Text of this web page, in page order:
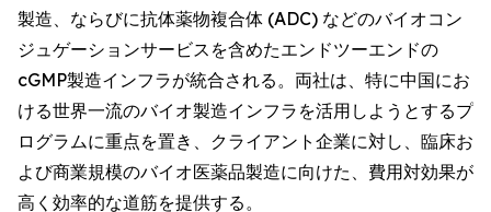
製造、ならびに抗体薬物複合体 (ADC) などのバイオコン
ジュゲーションサービスを含めたエンドツーエンドの
cGMP製造インフラが統合される。両社は、特に中国にお
ける世界一流のバイオ製造インフラを活用しようとするプ
ログラムに重点を置き、クライアント企業に対し、臨床お
よび商業規模のバイオ医薬品製造に向けた、費用対効果が
高く効率的な道筋を提供する。